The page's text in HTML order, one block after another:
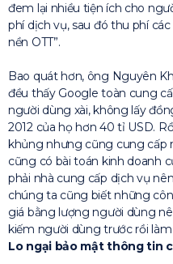
đem lại nhiều tiện ích cho
phí dịch vụ, sau đó thu phí
nền OTT”.
Bao quát hơn, ông Nguyên
đều thấy Google toàn cung
người dùng xài, không lấy
2012 của họ hơn 40 tỉ USD.
khủng nhưng cũng cung cấp
cũng có bài toán kinh doanh
phải nhà cung cấp dịch vụ
chúng ta cũng biết những
giá bằng lượng người dùng
kiếm người dùng trước rồi
Lo ngại bảo mật thông tin